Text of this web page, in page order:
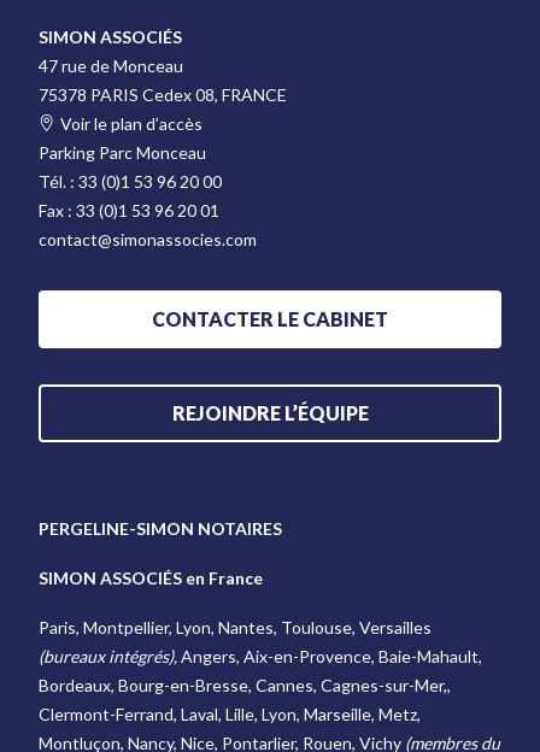
SIMON ASSOCIÉS
47 rue de Monceau
75378 PARIS Cedex 08, FRANCE
Voir le plan d’accès
Parking Parc Monceau
Tél. :33 (0)1 53 96 20 00
Fax :33 (0)1 53 96 20 01
contact@simonassocies.com
CONTACTER LE CABINET
REJOINDRE L’ÉQUIPE
PERGELINE-SIMON NOTAIRES
SIMON ASSOCIÉS en France
Paris, Montpellier, Lyon, Nantes, Toulouse, Versailles
(bureaux intégrés),Angers, Aix-en-Provence, Baie-Mahault,
Bordeaux, Bourg-en-Bresse, Cannes, Cagnes-sur-Mer,,
Clermont-Ferrand, Laval, Lille, Lyon, Marseille, Metz,
Montluçon, Nancy, Nice, Pontarlier, Rouen, Vichy (membres du